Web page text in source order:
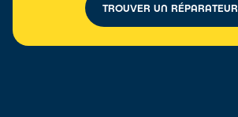
TROUVER UN RÉPARATEUR